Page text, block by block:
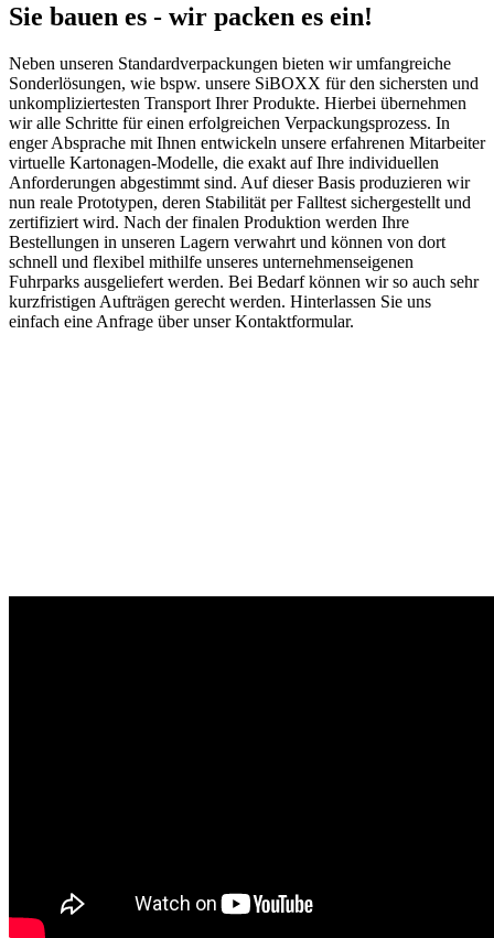
Sie bauen es - wir packen es ein!
Neben unseren Standardverpackungen bieten wir umfangreiche
Sonderlösungen, wie bspw. unsere SiBOXX für den sichersten und
unkompliziertesten Transport Ihrer Produkte. Hierbei übernehmen
wir alle Schritte für einen erfolgreichen Verpackungsprozess. In
enger Absprache mit Ihnen entwickeln unsere erfahrenen Mitarbeiter
virtuelle Kartonagen-Modelle, die exakt auf Ihre individuellen
Anforderungen abgestimmt sind. Auf dieser Basis produzieren wir
nun reale Prototypen, deren Stabilität per Falltest sichergestellt und
zertifiziert wird. Nach der finalen Produktion werden Ihre
Bestellungen in unseren Lagern verwahrt und können von dort
schnell und flexibel mithilfe unseres unternehmenseigenen
Fuhrparks ausgeliefert werden. Bei Bedarf können wir so auch sehr
kurzfristigen Aufträgen gerecht werden. Hinterlassen Sie uns
einfach eine Anfrage über unser Kontaktformular.